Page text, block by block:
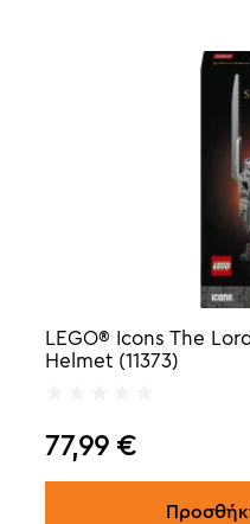
LEGO® Icons The
Helmet (11373)
77,99 €